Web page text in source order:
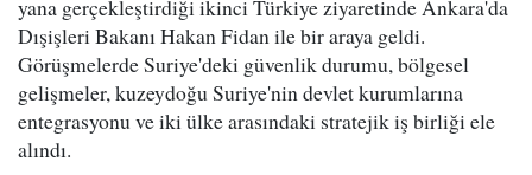
yana gerçekleştirdiği ikinci Türkiye ziyaretinde Ankara'da
Dışişleri Bakanı Hakan Fidan ile bir araya geldi.
Görüşmelerde Suriye'deki güvenlik durumu, bölgesel
gelişmeler, kuzeydoğu Suriye'nin devlet kurumlarına
entegrasyonu ve iki ülke arasındaki stratejik iş birliği ele
alındı.